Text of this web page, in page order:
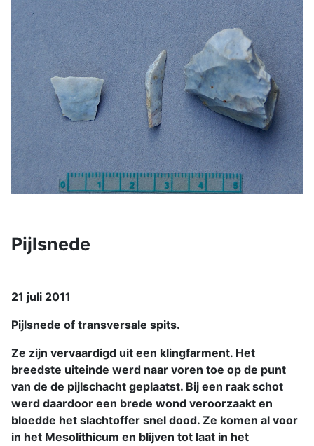
Pijlsnede
21 juli 2011
Pijlsnede of transversale spits.
Ze zijn vervaardigd uit een klingfarment. Het
breedste uiteinde werd naar voren toe op de punt
van de de pijlschacht geplaatst. Bij een raak schot
werd daardoor een brede wond veroorzaakt en
bloedde het slachtoffer snel dood. Ze komen al voor
in het Mesolithicum en blijven tot laat in het